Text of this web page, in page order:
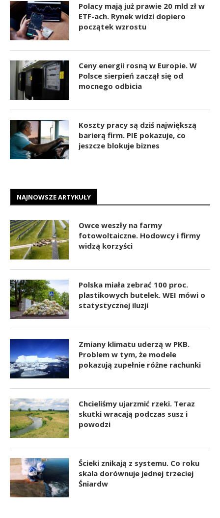
Polacy mają już prawie 20 mld zł w
ETF-ach. Rynek widzi dopiero
początek wzrostu
Ceny energii rosną w Europie. W
Polsce sierpień zaczął się od
mocnego odbicia
Koszty pracy są dziś największą
barierą firm. PIE pokazuje, co
jeszcze blokuje biznes
NAJNOWSZE ARTYKUŁY
Owce weszły na farmy
fotowoltaiczne. Hodowcy i firmy
widzą korzyści
Polska miała zebrać 100 proc.
plastikowych butelek. WEI mówi o
statystycznej iluzji
Zmiany klimatu uderzą w PKB.
Problem w tym, że modele
pokazują zupełnie różne rachunki
Chcieliśmy ujarzmić rzeki. Teraz
skutki wracają podczas susz i
powodzi
Ścieki znikają z systemu. Co roku
skala dorównuje jednej trzeciej
Śniardw